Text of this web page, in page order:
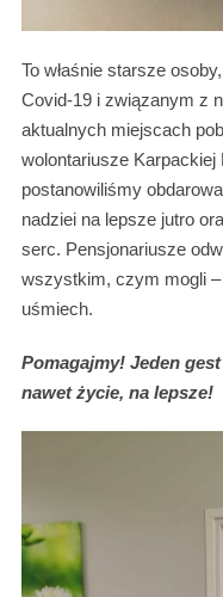
To właśnie starsze
Covid-19 i związanym z
aktualnych miejscach
wolontariusze
postanowiliśmy
nadziei na lepsze jutro
serc. Pensjonariusze
wszystkim, czym mogli
uśmiech.
Pomagajmy! Jeden
nawet życie, na lepsze!